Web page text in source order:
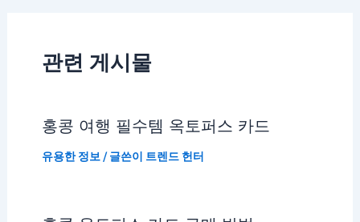
관련 게시물
홍콩 여행 필수템 옥토퍼스 카드
유용한 정보 / 글쓴이 트렌드 헌터